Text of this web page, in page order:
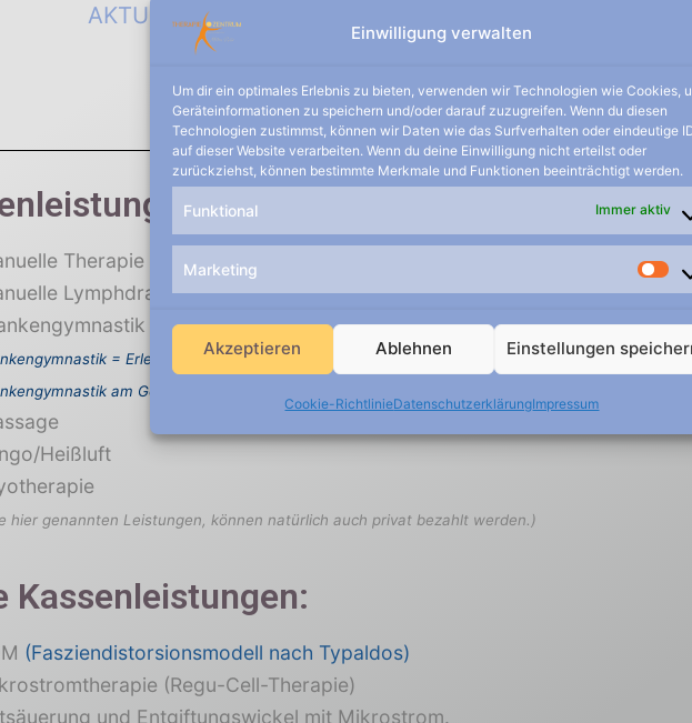
Einwilligung verwalten
Um dir ein optimales Erlebnis zu bieten, verwenden wir Technologien wie Cookies,
Geräteinformationen zu speichern und/oder darauf zuzugreifen. Wenn du diesen
Technologien zustimmst, können wir Daten wie das Surfverhalten oder eindeutige
auf dieser Website verarbeiten. Wenn du deine Einwilligung nicht erteilst oder
zurückziehst, können bestimmte Merkmale und Funktionen beeinträchtigt werden.
Funktional Immer aktiv
Marketing
Akzeptieren Ablehnen Einstellungen
Cookie-RichtlinieDatenschutzerklärungImpressum
AKTUELLES
Therapie
Lymphdrainage
= Erlernen von Übungen für zu Hause.
am Gerät = Kraftausdauer, körperliche Ausdauer und gezielter Muskelaufbau
Heißluft
hier genannten Leistungen, können natürlich auch privat bezahlt werden.)
Kassenleistungen:
(Fasziendistorsionsmodell nach Typaldos)
(Regu-Cell-Therapie)
und Entgiftungswickel mit Mikrostrom.